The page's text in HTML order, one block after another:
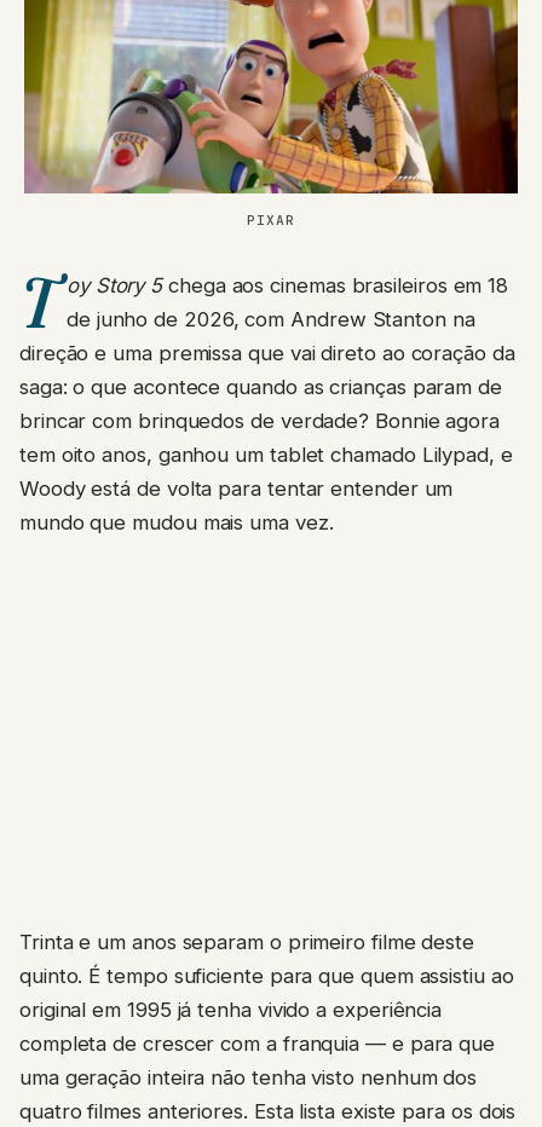
PIXAR
T oy Story 5chega aos cinemas brasileiros em 18
de junho de 2026, com Andrew Stanton na
direção e uma premissa que vai direto ao coração da
saga: o que acontece quando as crianças param de
brincar com brinquedos de verdade? Bonnie agora
tem oito anos, ganhou um tablet chamado Lilypad, e
Woody está de volta para tentar entender um
mundo que mudou mais uma vez.
Trinta e um anos separam o primeiro filme deste
quinto. É tempo suficiente para que quem assistiu ao
original em 1995 já tenha vivido a experiência
completa de crescer com a franquia — e para que
uma geração inteira não tenha visto nenhum dos
quatro filmes anteriores. Esta lista existe para os dois